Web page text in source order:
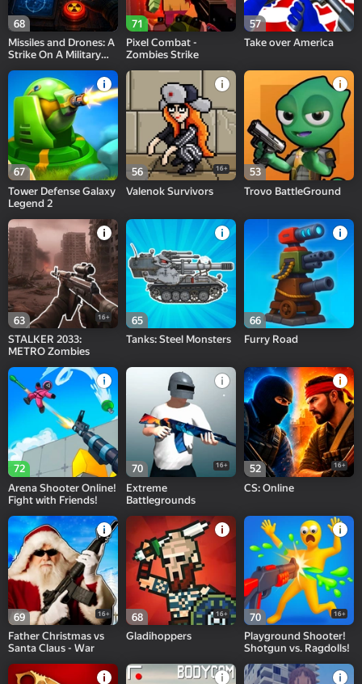
68
Missiles and Drones: A
Strike On A Military
71
Pixel Combat -
Zombies Strike
57
Take over America
67
Tower Defense Galaxy
Legend 2
56 16+
Valenok Survivors
53
Trovo BattleGround
63 16+
STALKER 2033:
METRO Zombies
65
Tanks: Steel Monsters
66
Furry Road
72
Arena Shooter Online!
Fight with Friends!
70 16+
Extreme
Battlegrounds
52 16+
CS: Online
69 16+
Father Christmas vs
Santa Claus - War
68 16+
Gladihoppers
70 16+
Playground Shooter!
Shotgun vs. Ragdolls!